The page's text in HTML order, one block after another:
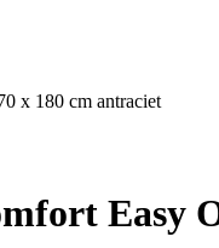
x 180 cm antraciet
Easy